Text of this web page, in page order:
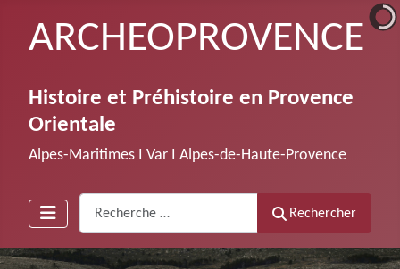
ARCHEOPROVENCE
Histoire et Préhistoire en Provence
Orientale
Alpes-Maritimes Ι Var Ι Alpes-de-Haute-Provence
Rechercher